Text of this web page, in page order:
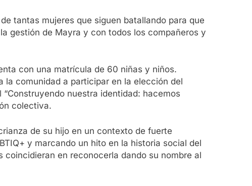
tantas mujeres que siguen batallando para que
gestión de Mayra y con todos los compañeros y
con una matrícula de 60 niñas y niños.
la comunidad a participar en la elección del
nuestra identidad: hacemos
colectiva.
de su hijo en un contexto de fuerte
y marcando un hito en la historia social del
en reconocerla dando su nombre al